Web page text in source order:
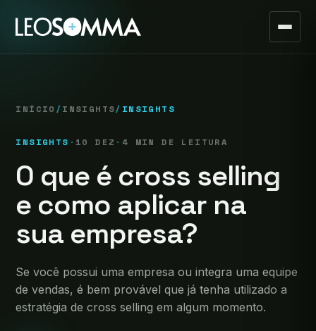
INÍCIO / INSIGHTS/ INSIGHTS
INSIGHTS · 10 DEZ · 4 MIN DE LEITURA
O que é cross selling
e como aplicar na
sua empresa?
Se você possui uma empresa ou integra uma equipe
de vendas, é bem provável que já tenha utilizado a
estratégia de cross selling em algum momento.